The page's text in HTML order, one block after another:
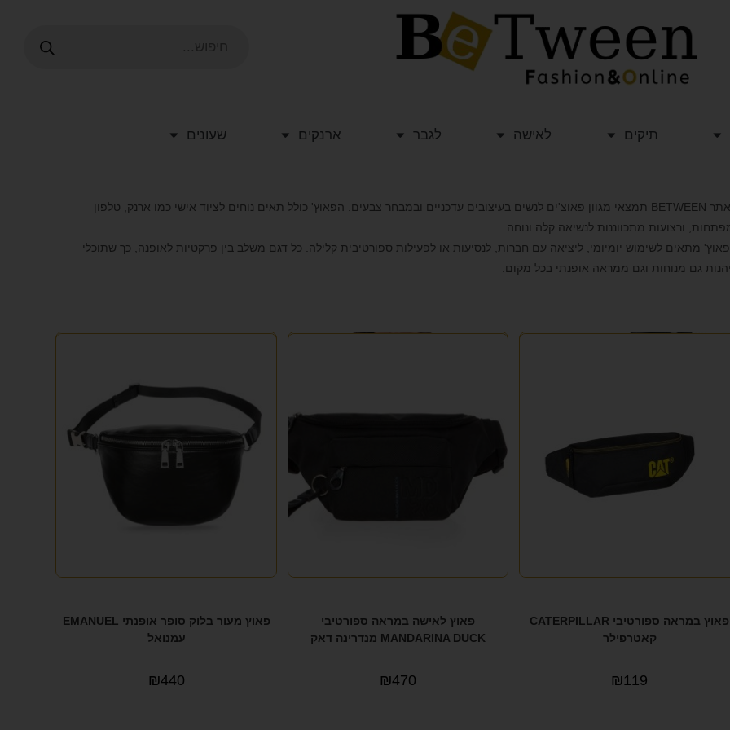
תיקים לאישה לגבר ארנקים שעונים
באתר BETWEEN תמצאי מגוון פאוצ'ים לנשים בעיצובים עדכניים ובמבחר צבעים. הפאוץ' כולל תאים נוחים לציוד אישי כמו ארנק, טלפון
ורצועות מתכווננות לנשיאה קלה ונוחה.
מתאים לשימוש יומיומי, ליציאה עם חברות, לנסיעות או לפעילות ספורטיבית קלילה. כל דגם משלב בין פרקטיות לאופנה, כך שתוכלי
גם מנוחות וגם ממראה אופנתי בכל מקום.
פאוץ במראה ספורטיבי CATERPILLAR
קאטרפילר
₪119
פאוץ לאישה במראה ספורטיבי
MANDARINA DUCK מנדרינה דאק
₪470
פאוץ מעור בלוק סופר אופנתי EMANUEL
עמנואל
₪440